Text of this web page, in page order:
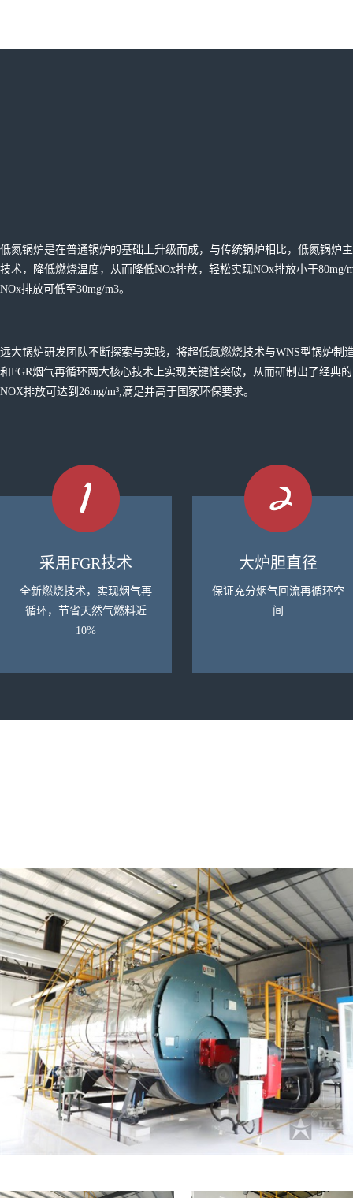
低氮锅炉是在普通锅炉的基础上升级而成，与传统锅炉相比，低氮锅炉
技术，降低燃烧温度，从而降低NOx排放，轻松实现NOx排放小于80mg/
NOx排放可低至30mg/m3。
远大锅炉研发团队不断探索与实践，将超低氮燃烧技术与WNS型锅炉制
和FGR烟气再循环两大核心技术上实现关键性突破，从而研制出了经典
NOX排放可达到26mg/m³,满足并高于国家环保要求。
采用FGR技术
全新燃烧技术，实现烟气再
循环，节省天然气燃料近
10%
大炉胆直径
保证充分烟气回流再循环空
间